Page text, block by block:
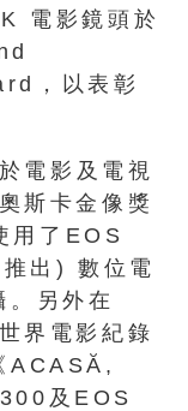
電影鏡頭於
，以表彰
電影及電視
斯卡金像獎
用了EOS
出) 數位電
。另外在
界電影紀錄
ACASĂ,
及EOS